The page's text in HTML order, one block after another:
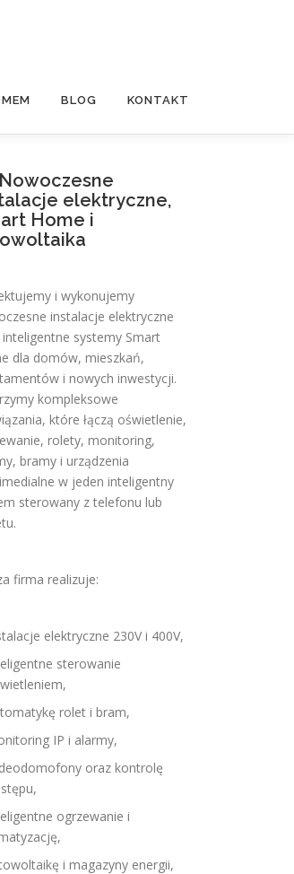
BLOG KONTAKT
Nowoczesne
elektryczne,
Home i
i wykonujemy
instalacje elektryczne
systemy Smart
dla domów, mieszkań,
i nowych inwestycji.
kompleksowe
które łączą oświetlenie,
rolety, monitoring,
bramy i urządzenia
w jeden inteligentny
sterowany z telefonu lub
firma realizuje:
elektryczne 230V i 400V,
sterowanie
rolet i bram,
IP i alarmy,
oraz kontrolę
ogrzewanie i
i magazyny energii,